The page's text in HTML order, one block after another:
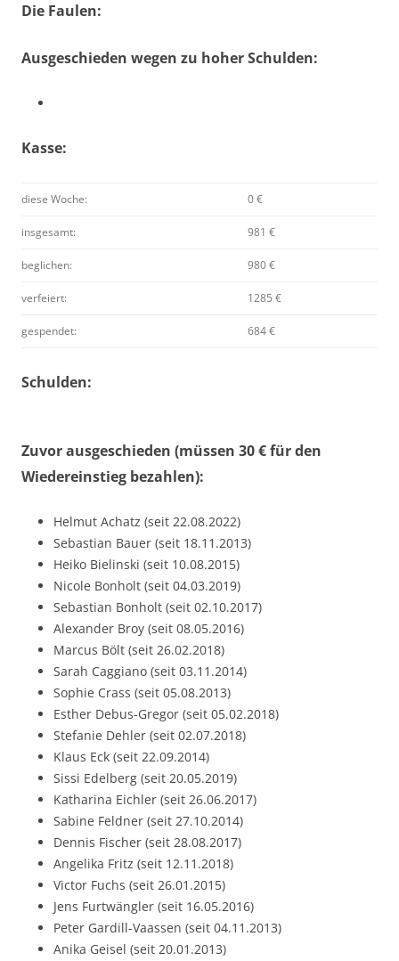
Die Faulen:
Ausgeschieden wegen zu hoher Schulden:
Kasse:
diese Woche: 0 €
insgesamt: 981 €
beglichen: 980 €
verfeiert: 1285 €
gespendet: 684 €
Schulden:
Zuvor ausgeschieden (müssen 30 € für den
Wiedereinstieg bezahlen):
Helmut Achatz (seit 22.08.2022)
Sebastian Bauer (seit 18.11.2013)
Heiko Bielinski (seit 10.08.2015)
Nicole Bonholt (seit 04.03.2019)
Sebastian Bonholt (seit 02.10.2017)
Alexander Broy (seit 08.05.2016)
Marcus Bölt (seit 26.02.2018)
Sarah Caggiano (seit 03.11.2014)
Sophie Crass (seit 05.08.2013)
Esther Debus-Gregor (seit 05.02.2018)
Stefanie Dehler (seit 02.07.2018)
Klaus Eck (seit 22.09.2014)
Sissi Edelberg (seit 20.05.2019)
Katharina Eichler (seit 26.06.2017)
Sabine Feldner (seit 27.10.2014)
Dennis Fischer (seit 28.08.2017)
Angelika Fritz (seit 12.11.2018)
Victor Fuchs (seit 26.01.2015)
Jens Furtwängler (seit 16.05.2016)
Peter Gardill-Vaassen (seit 04.11.2013)
Anika Geisel (seit 20.01.2013)